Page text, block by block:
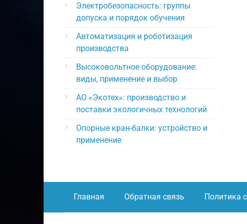
Электробезопасность: группы
допуска и порядок обучения
Автоматизация и роботизация
производства
Высоковольтное оборудование:
виды, применение и выбор
АО «Экотех»: производство и
поставки экологичных технологий
Опорные кран-балки: устройство и
применение
Главная Обратная связь Политика